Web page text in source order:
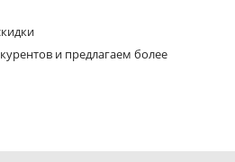
и предлагаем более